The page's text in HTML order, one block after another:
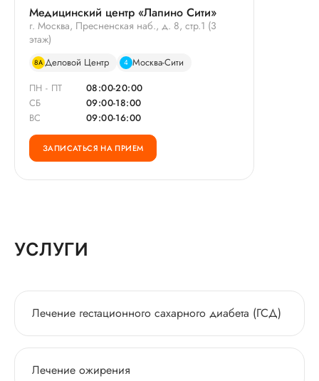
Медицинский центр «Лапино Сити»
г. Москва, Пресненская наб., д. 8, стр.1 (3
этаж)
8А Деловой Центр 4 Москва-Сити
ПН - ПТ
08:00-20:00
СБ
09:00-18:00
ВС
09:00-16:00
ЗАПИСАТЬСЯ НА ПРИЕМ
УСЛУГИ
Лечение гестационного сахарного диабета (ГСД)
Лечение ожирения